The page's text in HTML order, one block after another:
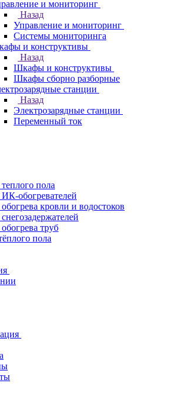
и мониторинг
Назад
Управление и мониторинг
Системы мониторинга
и конструктивы
Назад
Шкафы и конструктивы
Шкафы сборно разборные
станции
Назад
Электрозарядные станции
Переменный ток
пола
обогревателей
кровли и водостоков
труб
пола